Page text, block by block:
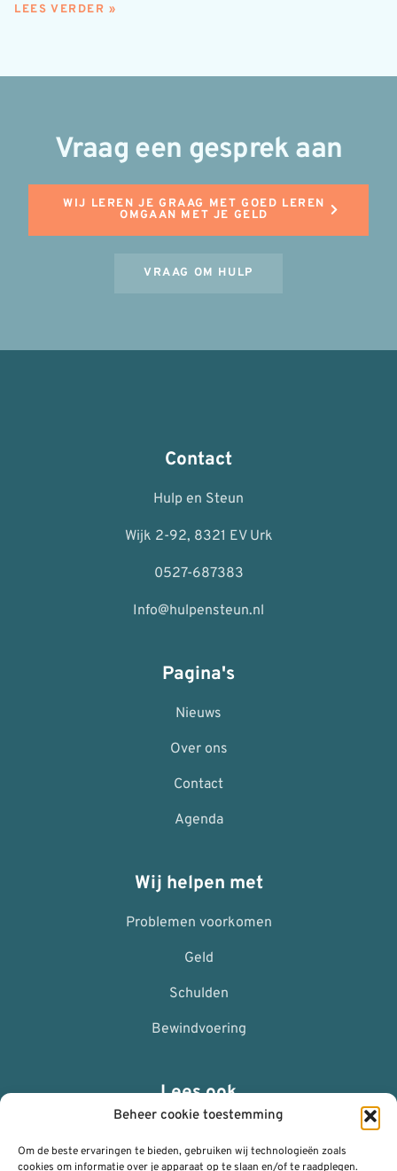
Beheer cookie toestemming
Om de beste ervaringen te bieden, gebruiken wij technologieën zoals
cookies om informatie over je apparaat op te slaan en/of te raadplegen.
LEES VERDER »
Vraag een gesprek aan
WIJ LEREN JE GRAAG MET GOED LEREN
OMGAAN MET JE GELD
VRAAG OM HULP
Contact
Hulp en Steun
Wijk 2-92, 8321 EV Urk
0527-687383
Info@hulpensteun.nl
Pagina's
Nieuws
Over ons
Contact
Agenda
Wij helpen met
Problemen voorkomen
Geld
Schulden
Bewindvoering
Lees ook
Nalaten